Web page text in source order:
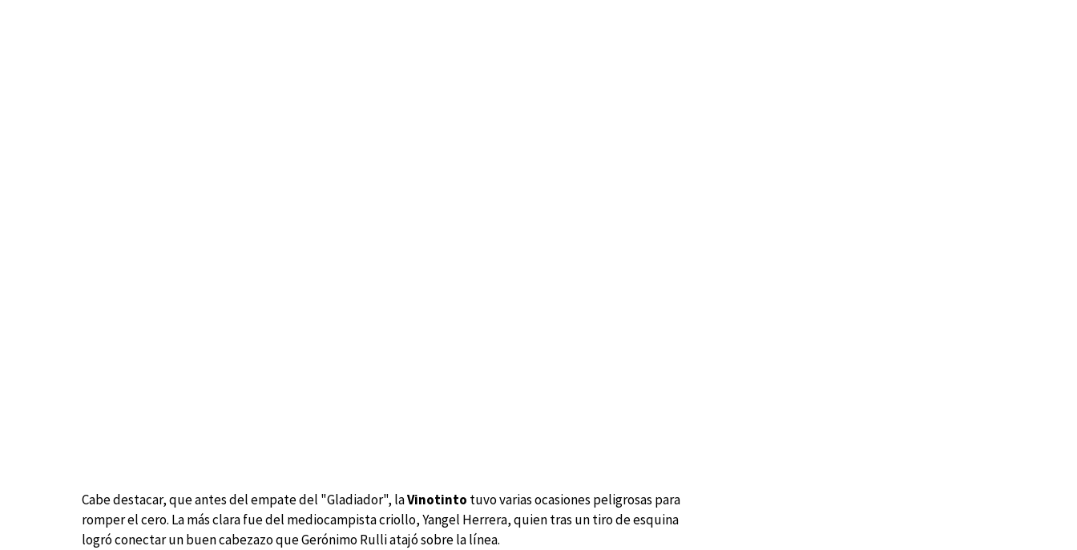
Cabe destacar, que antes del empate del "Gladiador", laVinotinto tuvo varias ocasiones peligrosas para
romper el cero. La más clara fue del mediocampista criollo, Yangel Herrera, quien tras un tiro de esquina
logró conectar un buen cabezazo que Gerónimo Rulli atajó sobre la línea.